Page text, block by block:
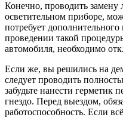
Конечно, проводить
осветительном приборе,
потребует
проведении такой
автомобиля, необходимо
Если же, вы решились на
следует проводить
забудьте нанести герметик
гнездо. Перед выездом,
работоспособность. Если